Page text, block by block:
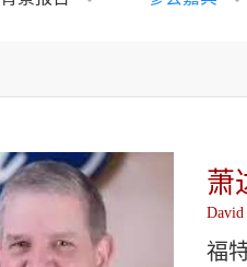
萧
David
福